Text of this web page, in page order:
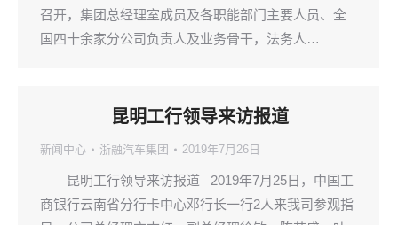
召开，集团总经理室成员及各职能部门主要人员、全
国四十余家分公司负责人及业务骨干，法务人…
昆明工行领导来访报道
新闻中心 浙融汽车集团 2019年7月26日
昆明工行领导来访报道 2019年7月25日，中国工
商银行云南省分行卡中心邓行长一行2人来我司参观指